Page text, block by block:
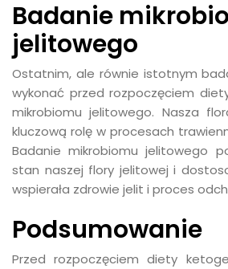
Badanie
jelitowego
Ostatnim, ale równie istotnym
wykonać przed rozpoczęciem
mikrobiomu jelitowego. Nasza
kluczową rolę w procesach
Badanie mikrobiomu jelitowego
stan naszej flory jelitowej i
wspierała zdrowie jelit i proces
Podsumowanie
Przed rozpoczęciem diety